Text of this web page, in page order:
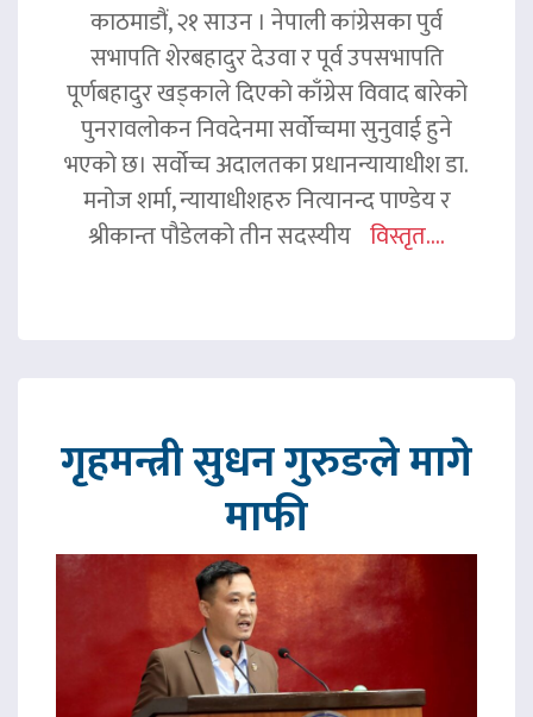
काठमाडौं, २१ साउन । नेपाली कांग्रेसका पुर्व
सभापति शेरबहादुर देउवा र पूर्व उपसभापति
पूर्णबहादुर खड्काले दिएको काँग्रेस विवाद बारेको
पुनरावलोकन निवदेनमा सर्वोच्चमा सुनुवाई हुने
भएको छ। सर्वोच्च अदालतका प्रधानन्यायाधीश डा.
मनोज शर्मा, न्यायाधीशहरु नित्यानन्द पाण्डेय र
श्रीकान्त पौडेलको तीन सदस्यीय विस्तृत....
गृहमन्त्री सुधन गुरुङले मागे
माफी